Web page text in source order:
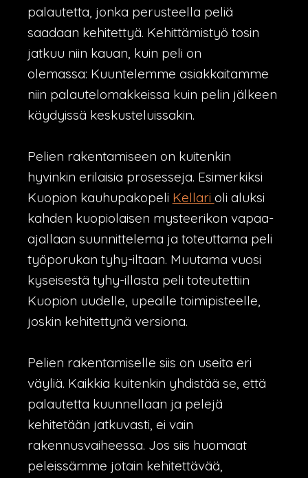
palautetta, jonka perusteella peliä
saadaan kehitettyä. Kehittämistyö tosin
jatkuu niin kauan, kuin peli on
olemassa: Kuuntelemme asiakkaitamme
niin palautelomakkeissa kuin pelin jälkeen
käydyissä keskusteluissakin.
Pelien rakentamiseen on kuitenkin
hyvinkin erilaisia prosesseja. Esimerkiksi
Kuopion kauhupakopeli Kellari oli aluksi
kahden kuopiolaisen mysteerikon vapaa-
ajallaan suunnittelema ja toteuttama peli
työporukan tyhy-iltaan. Muutama vuosi
kyseisestä tyhy-illasta peli toteutettiin
Kuopion uudelle, upealle toimipisteelle,
joskin kehitettynä versiona.
Pelien rakentamiselle siis on useita eri
väyliä. Kaikkia kuitenkin yhdistää se, että
palautetta kuunnellaan ja pelejä
kehitetään jatkuvasti, ei vain
rakennusvaiheessa. Jos siis huomaat
peleissämme jotain kehitettävää,